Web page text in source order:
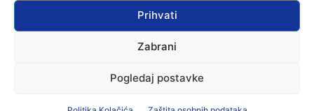
Prihvati
Zabrani
Pogledaj postavke
6 kolovoza, 2026
Poziv na racionalno korištenje vode